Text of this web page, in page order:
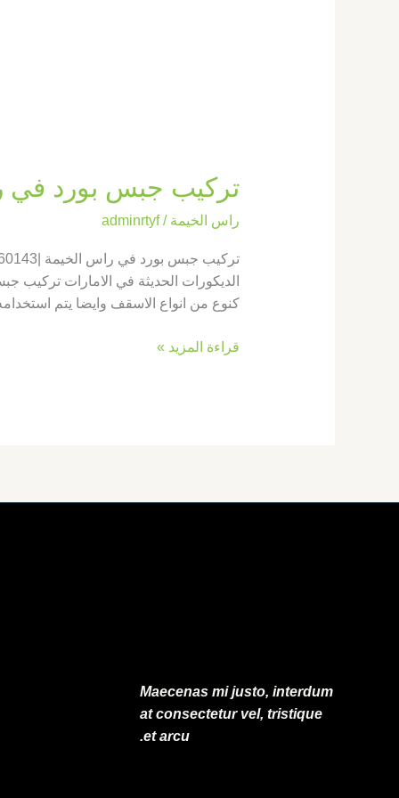
تركيب جبس بورد في راس الخيمة
راس الخيمة /
adminrtyf
الديكورات الحديثة في الامارات
كنوع من انواع الاسقف وايضا يتم
قراءة المزيد »
Maecenas mi justo, interdum
at consectetur vel, tristique
et arcu.